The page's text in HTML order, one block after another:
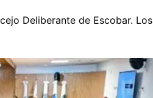
Deliberante de Escobar. Los